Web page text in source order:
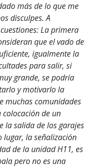
más de lo que me
disculpes. A
La primera
que el vado de
igualmente la
para salir, si
grande, se podría
y motivarlo la
muchas comunidades
de un
la salida de los garajes
lugar, la señalización
de la unidad H11, es
pero no es una